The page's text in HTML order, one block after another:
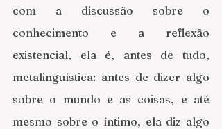
com a discussão sobre o
conhecimento e a reflexão
existencial, ela é, antes de tudo,
metalinguística: antes de dizer algo
sobre o mundo e as coisas, e até
mesmo sobre o íntimo, ela diz algo